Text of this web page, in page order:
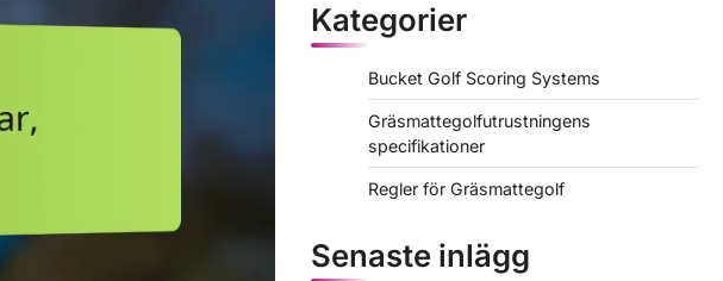
Kategorier
Bucket Golf Scoring Systems
Gräsmattegolfutrustningens
specifikationer
Regler för Gräsmattegolf
Senaste inlägg